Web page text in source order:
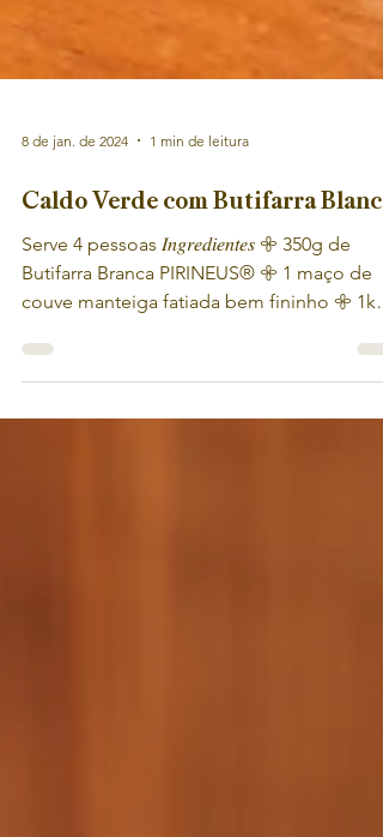
8 de jan. de 2024 1 min de leitura
Caldo Verde com Butifarra Blanca
Serve 4 pessoas 𝐼𝑛𝑔𝑟𝑒𝑑𝑖𝑒𝑛𝑡𝑒𝑠 𖧷 350g de
couve manteiga fatiada bem fininho 𖧷 1kg
de...